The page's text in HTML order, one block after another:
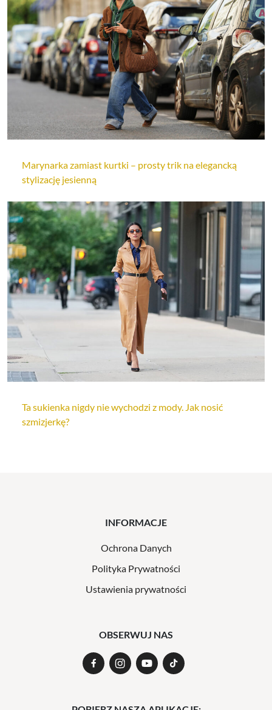
Marynarka zamiast kurtki – prosty trik na elegancką
stylizację jesienną
Ta sukienka nigdy nie wychodzi z mody. Jak nosić
szmizjerkę?
INFORMACJE
Ochrona Danych
Polityka Prywatności
Ustawienia prywatności
OBSERWUJ NAS